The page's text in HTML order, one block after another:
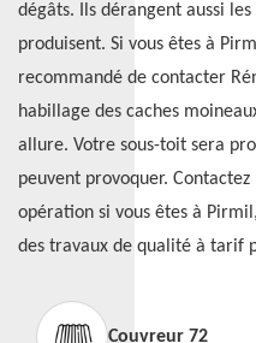
dégâts. Ils dérangent aussi
produisent. Si vous êtes à
recommandé de contacter
habillage des caches
allure. Votre sous-toit sera
peuvent provoquer.
opération si vous êtes à
des travaux de qualité à tarif
Couvreur 72